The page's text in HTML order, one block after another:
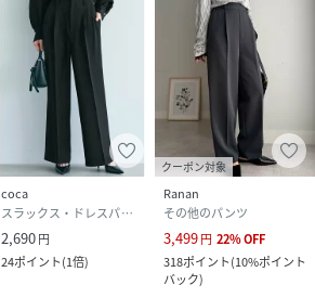
coca
スラックス・ドレスパンツ
2,690円
24ポイント(1倍)
クーポン対象
Ranan
その他のパンツ
3,499円 22%OFF
318ポイント(10%ポイント
バック)